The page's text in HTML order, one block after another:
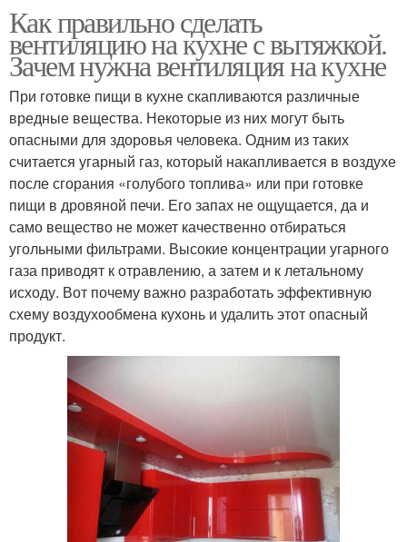
Как правильно сделать
вентиляцию на кухне с вытяжкой.
Зачем нужна вентиляция на кухне
При готовке пищи в кухне скапливаются различные
вредные вещества. Некоторые из них могут быть
опасными для здоровья человека. Одним из таких
считается угарный газ, который накапливается в воздухе
после сгорания «голубого топлива» или при готовке
пищи в дровяной печи. Его запах не ощущается, да и
само вещество не может качественно отбираться
угольными фильтрами. Высокие концентрации угарного
газа приводят к отравлению, а затем и к летальному
исходу. Вот почему важно разработать эффективную
схему воздухообмена кухонь и удалить этот опасный
продукт.